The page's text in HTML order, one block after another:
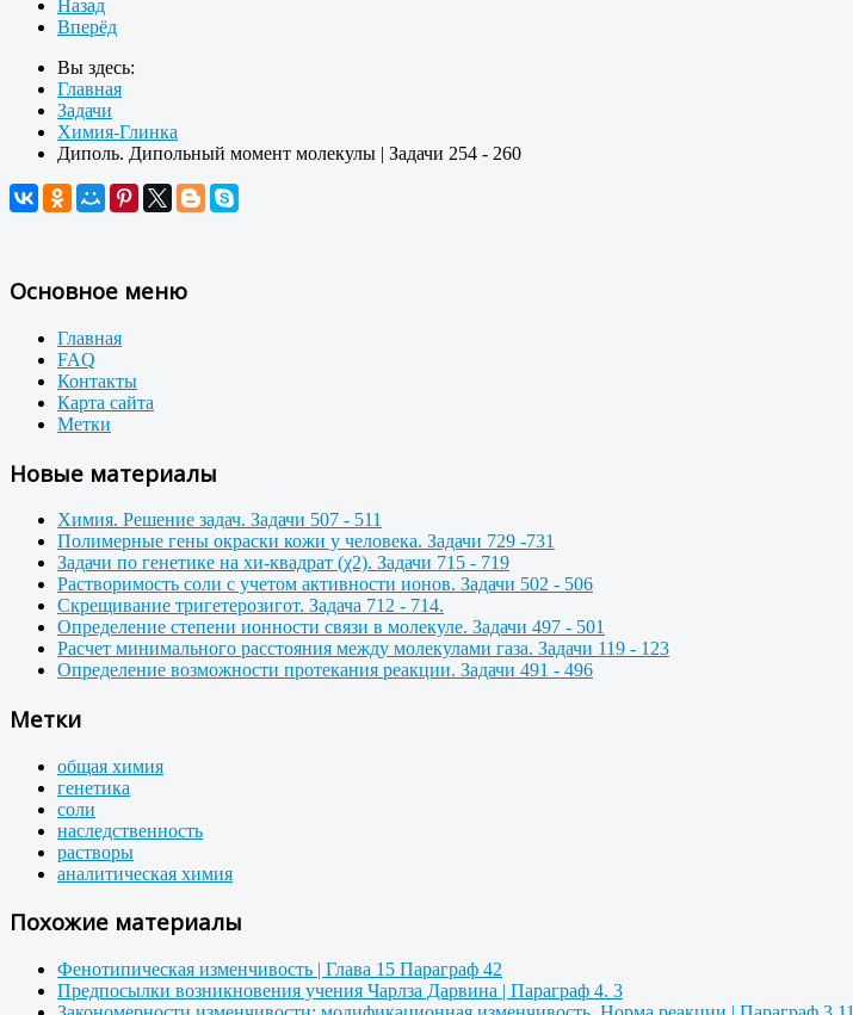
Назад
Вперёд
Вы здесь:
Главная
Задачи
Химия-Глинка
Диполь. Дипольный момент молекулы | Задачи 254 - 260
Основное меню
Главная
FAQ
Контакты
Карта сайта
Метки
Новые материалы
Химия. Решение задач. Задачи 507 - 511
Полимерные гены окраски кожи у человека. Задачи 729 -731
Задачи по генетике на хи-квадрат (χ2). Задачи 715 - 719
Растворимость соли с учетом активности ионов. Задачи 502 - 506
Скрещивание тригетерозигот. Задача 712 - 714.
Определение степени ионности связи в молекуле. Задачи 497 - 501
Расчет минимального расстояния между молекулами газа. Задачи 119 - 123
Определение возможности протекания реакции. Задачи 491 - 496
Метки
общая химия
генетика
соли
наследственность
растворы
аналитическая химия
Похожие материалы
Фенотипическая изменчивость | Глава 15 Параграф 42
Предпосылки возникновения учения Чарлза Дарвина | Параграф 4. 3